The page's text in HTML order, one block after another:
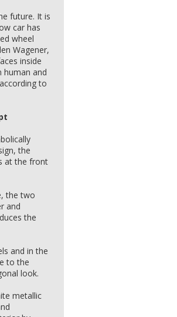
future. It is
car has
wheel
Wagener,
inside
human and
to
the
at the front
the two
and
the
and in the
to the
look.
metallic